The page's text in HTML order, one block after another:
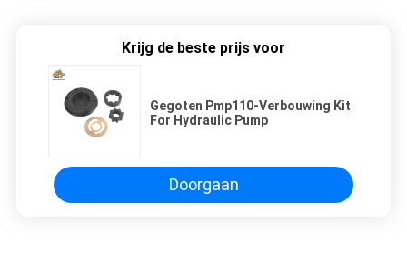
Krijg de beste prijs voor
Gegoten Pmp110-Verbouwing Kit
For Hydraulic Pump
Doorgaan